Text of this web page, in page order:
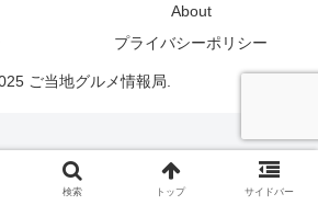
About
プライバシーポリシー
ご当地グルメ情報局.
検索 トップ サイドバー